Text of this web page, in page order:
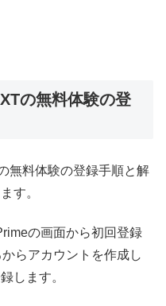
の無料体験の登
無料体験の登録手順と解
す。
の画面から初回登録
らアカウントを作成し
します。